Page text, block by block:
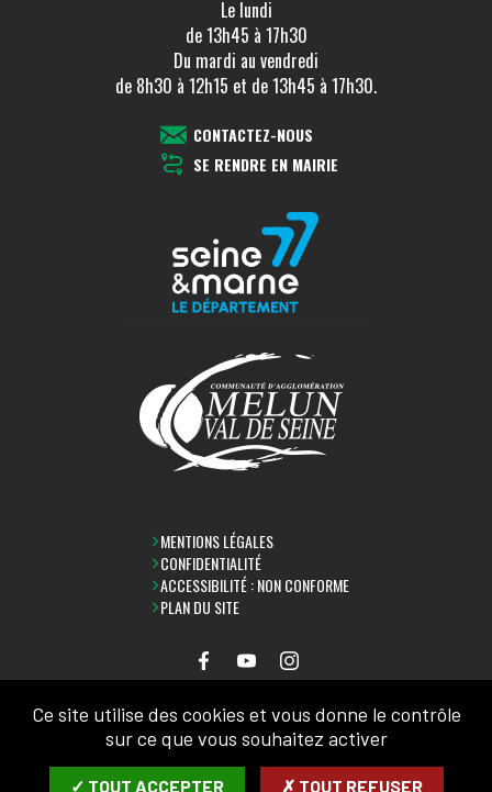
Le lundi
de 13h45 à 17h30
Du mardi au vendredi
de 8h30 à 12h15 et de 13h45 à 17h30.
CONTACTEZ-NOUS
SE RENDRE EN MAIRIE
MENTIONS LÉGALES
CONFIDENTIALITÉ
ACCESSIBILITÉ : NON CONFORME
PLAN DU SITE
LETTRE D'INFORMATION
SAISIR VOTRE COURRIEL:
Ce site utilise des cookies et vous donne le contrôle
sur ce que vous souhaitez activer
✓ TOUT ACCEPTER ✗ TOUT REFUSER